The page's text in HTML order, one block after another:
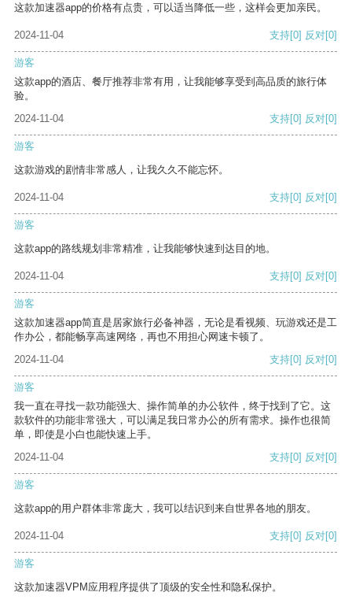
这款加速器app的价格有点贵，可以适当降低一些，这样会更加亲民。
2024-11-04 支持[0] 反对[0]
游客
这款app的酒店、餐厅推荐非常有用，让我能够享受到高品质的旅行体
验。
2024-11-04
支持[0] 反对[0]
游客
这款游戏的剧情非常感人，让我久久不能忘怀。
2024-11-04 支持[0] 反对[0]
游客
这款app的路线规划非常精准，让我能够快速到达目的地。
2024-11-04 支持[0] 反对[0]
游客
这款加速器app简直是居家旅行必备神器，无论是看视频、玩游戏还是工
作办公，都能畅享高速网络，再也不用担心网速卡顿了。
2024-11-04
支持[0] 反对[0]
游客
我一直在寻找一款功能强大、操作简单的办公软件，终于找到了它。这
款软件的功能非常强大，可以满足我日常办公的所有需求。操作也很简
单，即使是小白也能快速上手。
2024-11-04
支持[0] 反对[0]
游客
这款app的用户群体非常庞大，我可以结识到来自世界各地的朋友。
2024-11-04 支持[0] 反对[0]
游客
这款加速器VPM应用程序提供了顶级的安全性和隐私保护。